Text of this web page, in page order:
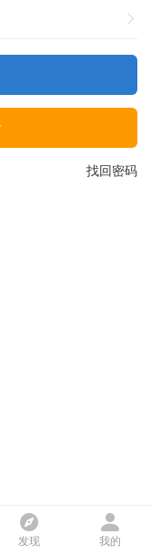
找回密码
发现 我的